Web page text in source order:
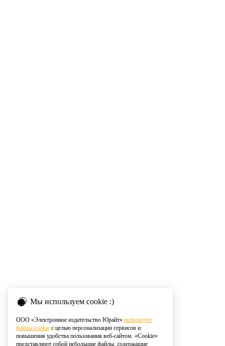
Мы используем cookie :)
ООО «Электронное издательство Юрайт» использует
файлы cookie с целью персонализации сервисов и
повышения удобства пользования веб-сайтом. «Cookie»
представляют собой небольшие файлы, содержащие